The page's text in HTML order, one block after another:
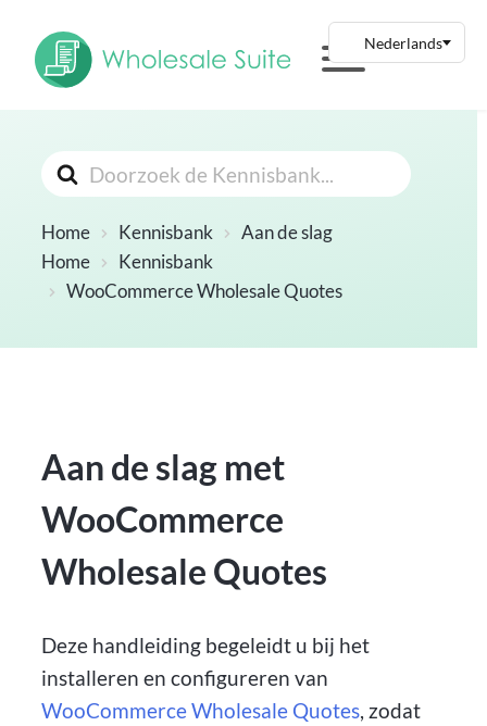
Zoeken
Naar
Home Kennisbank
Aan de slag
Home
Kennisbank
WooCommerce Wholesale Quotes
Aan de slag met
WooCommerce
Wholesale Quotes
Deze handleiding begeleidt u bij het
installeren en configureren van
WooCommerce Wholesale Quotes, zodat